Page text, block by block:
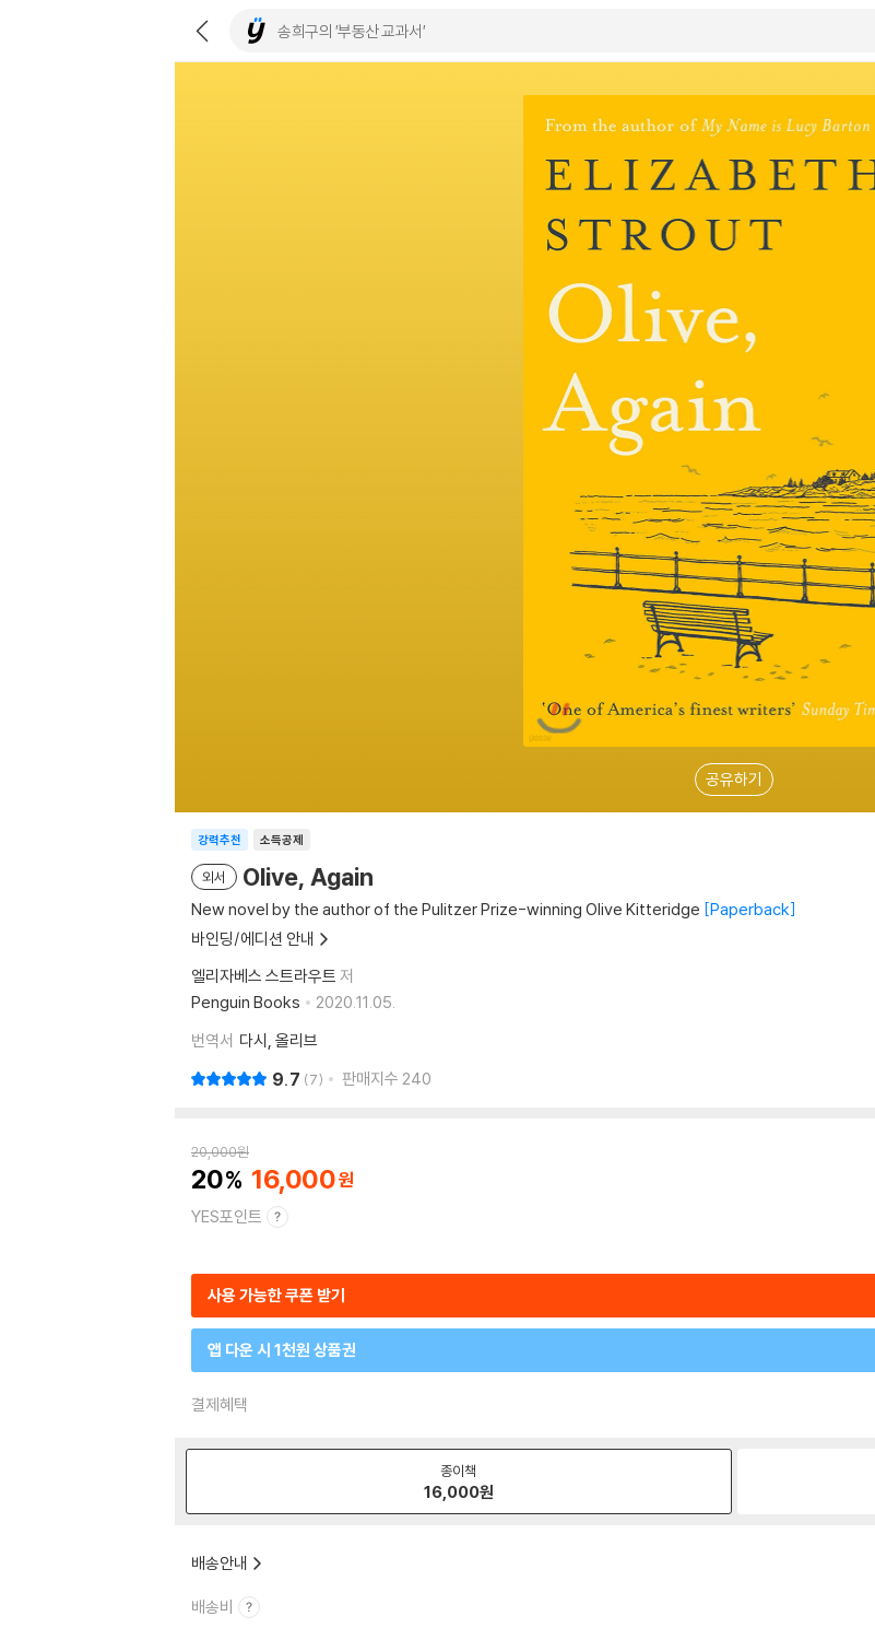
공유하기
소득공제
강력추천
외서 Olive, Again
New novel by the author of the Pulitzer Prize-winning Olive Kitteridge Paperback
바인딩/에디션 안내
엘리자베스 스트라우트 저
Penguin Books
2020.11.05.
번역서 다시, 올리브
9.7 7 판매지수 240
20,000원
20 16,000
YES포인트
사용 가능한 쿠폰 받기
앱 다운 시 1천원 상품권
결제혜택
종이책
16,000원
배송안내
배송비